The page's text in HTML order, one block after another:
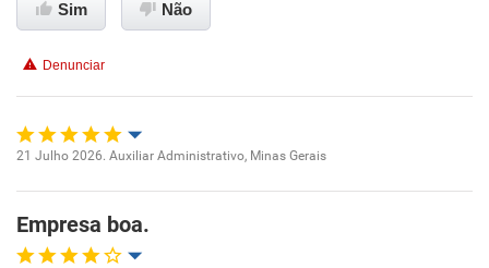
Benefícios
Recomenda a diretoria
Sim Não
Denunciar
Ambiente de trabalho
21 Julho 2026. Auxiliar Administrativo, Minas Gerais
Empresa boa.